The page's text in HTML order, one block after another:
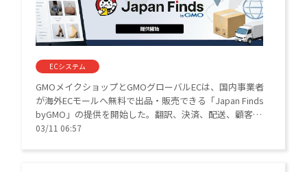
ECシステム
GMOメイクショップとGMOグローバルECは、国内事業者
が海外ECモールへ無料で出品・販売できる「Japan Finds
byGMO」の提供を開始した。翻訳、決済、配送、顧客対
応をワンストップで支援し、事業者は国内ECと同様の運
03/11 06:57